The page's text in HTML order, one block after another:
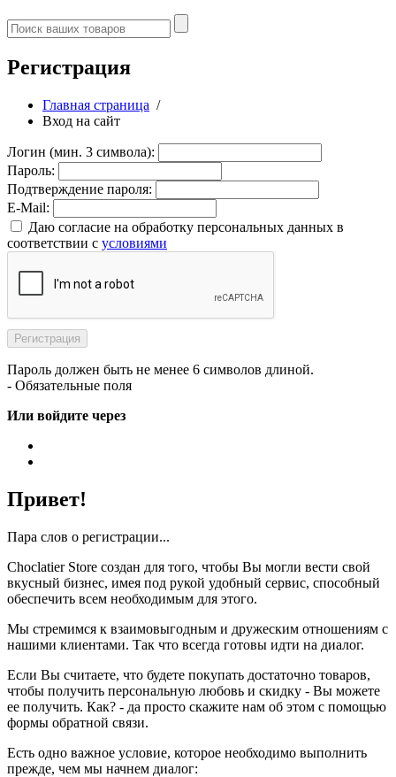
Регистрация
Главная страница /
Вход на сайт
Логин (мин. 3 символа):
Пароль:
Подтверждение пароля:
E-Mail:
Даю согласие на обработку персональных данных в
соответствии с условиями
Пароль должен быть не менее 6 символов длиной.
- Обязательные поля
Или войдите через
Привет!
Пара слов о регистрации...
Choclatier Store создан для того, чтобы Вы могли вести свой
вкусный бизнес, имея под рукой удобный сервис, способный
обеспечить всем необходимым для этого.
Мы стремимся к взаимовыгодным и дружеским отношениям с
нашими клиентами. Так что всегда готовы идти на диалог.
Если Вы считаете, что будете покупать достаточно товаров,
чтобы получить персональную любовь и скидку - Вы можете
ее получить. Как? - да просто скажите нам об этом с помощью
формы обратной связи.
Есть одно важное условие, которое необходимо выполнить
прежде, чем мы начнем диалог: